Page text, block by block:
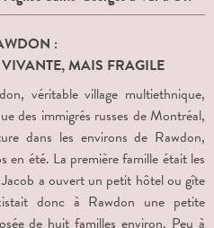
:
MAIS FRAGILE
véritable village multiethnique,
des immigrés russes de Montréal,
dans les environs de Rawdon,
en été. La première famille était les
a ouvert un petit hôtel ou gîte
donc à Rawdon une petite
de huit familles environ. Peu à